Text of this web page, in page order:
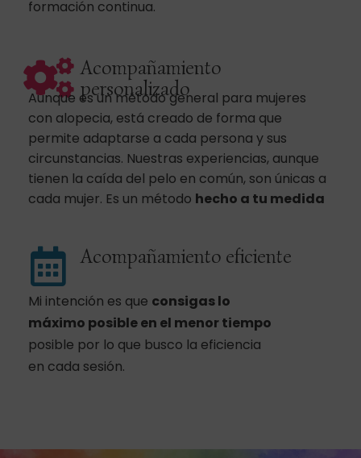
formación continua.
Acompañamiento
personalizado
Aunque es un método general para mujeres
con alopecia, está creado de forma que
permite adaptarse a cada persona y sus
circunstancias. Nuestras experiencias, aunque
tienen la caída del pelo en común, son únicas a
cada mujer. Es un método hecho a tu medida
Acompañamiento eficiente
Mi intención es que consigas lo
máximo posibleen el menor tiempo
posible por lo que busco la eficiencia
en cada sesión.